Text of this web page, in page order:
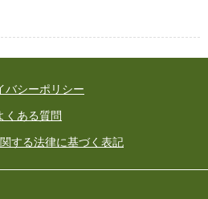
バシーポリシー
くある質問
する法律に基づく表記